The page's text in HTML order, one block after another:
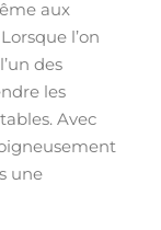
aux
l’on
des
les
Avec
une